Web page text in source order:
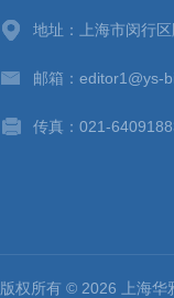
地址：上海市闵行
邮箱：editor1@ys-
传真：021-
版权所有 © 2026 上海